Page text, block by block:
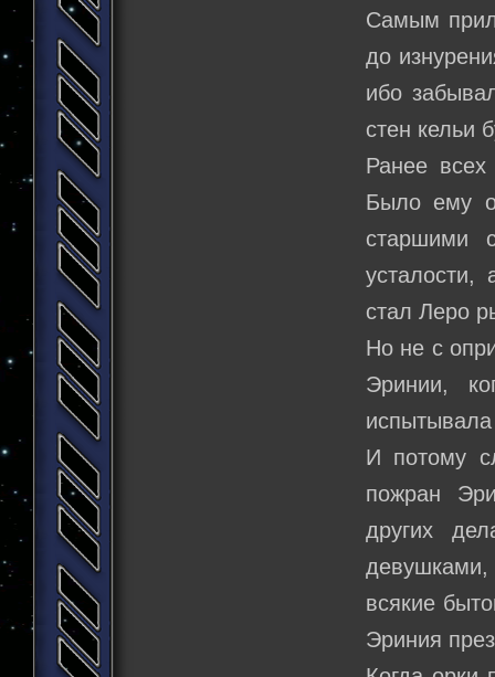
Самым
до
ибо
стен кельи
Ранее
Было ему
старшими
усталости,
стал Леро
Но не с
Эринии,
И потому
пожран
других
всякие
Эриния